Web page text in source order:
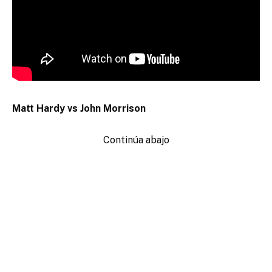
Matt Hardy vs John Morrison
Continúa abajo